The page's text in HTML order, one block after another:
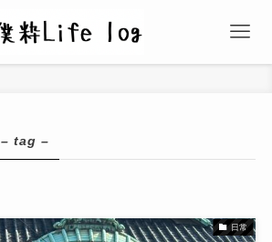
– tag –
日常